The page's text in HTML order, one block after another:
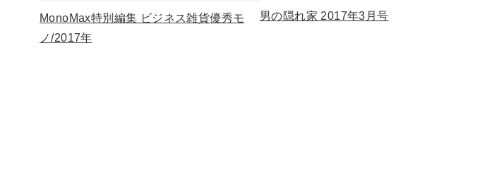
MonoMax特別編集 ビジネス雑貨優秀モ
ノ/2017年
男の隠れ家 2017年3月号